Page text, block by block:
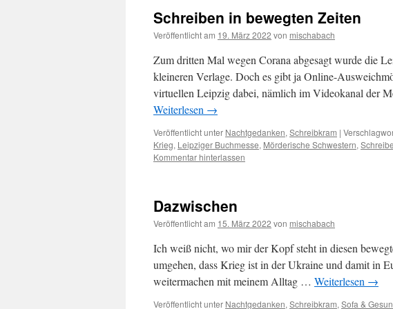
Schreiben in bewegten Zeiten
Veröffentlicht am 19. März 2022 von mischabach
Zum dritten Mal wegen Corana abgesagt wurde die
kleineren Verlage. Doch es gibt ja Online-
virtuellen Leipzig dabei, nämlich im Videokanal der
Weiterlesen →
Veröffentlicht unter Nachtgedanken, Schreibkram |
Krieg, Leipziger Buchmesse, Mörderische Schwestern,
Kommentar hinterlassen
Dazwischen
Veröffentlicht am 15. März 2022 von mischabach
Ich weiß nicht, wo mir der Kopf steht in diesen
umgehen, dass Krieg ist in der Ukraine und damit in
weitermachen mit meinem Alltag … Weiterlesen →
Veröffentlicht unter Nachtgedanken, Schreibkram, Sofa &